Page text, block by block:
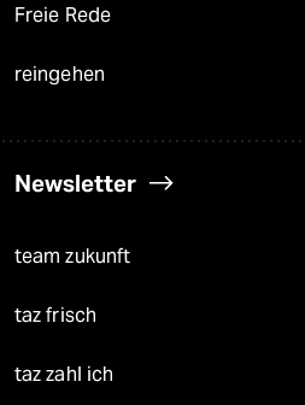
Freie Rede
reingehen
Newsletter
team zukunft
taz frisch
taz zahl ich